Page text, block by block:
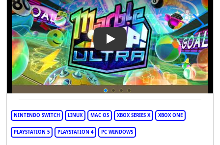
Play Video: Marble It Up Ultra
NINTENDO SWITCH LINUX MAC OS XBOX SERIES X XBOX ONE
PLAYSTATION 5 PLAYSTATION 4 PC WINDOWS